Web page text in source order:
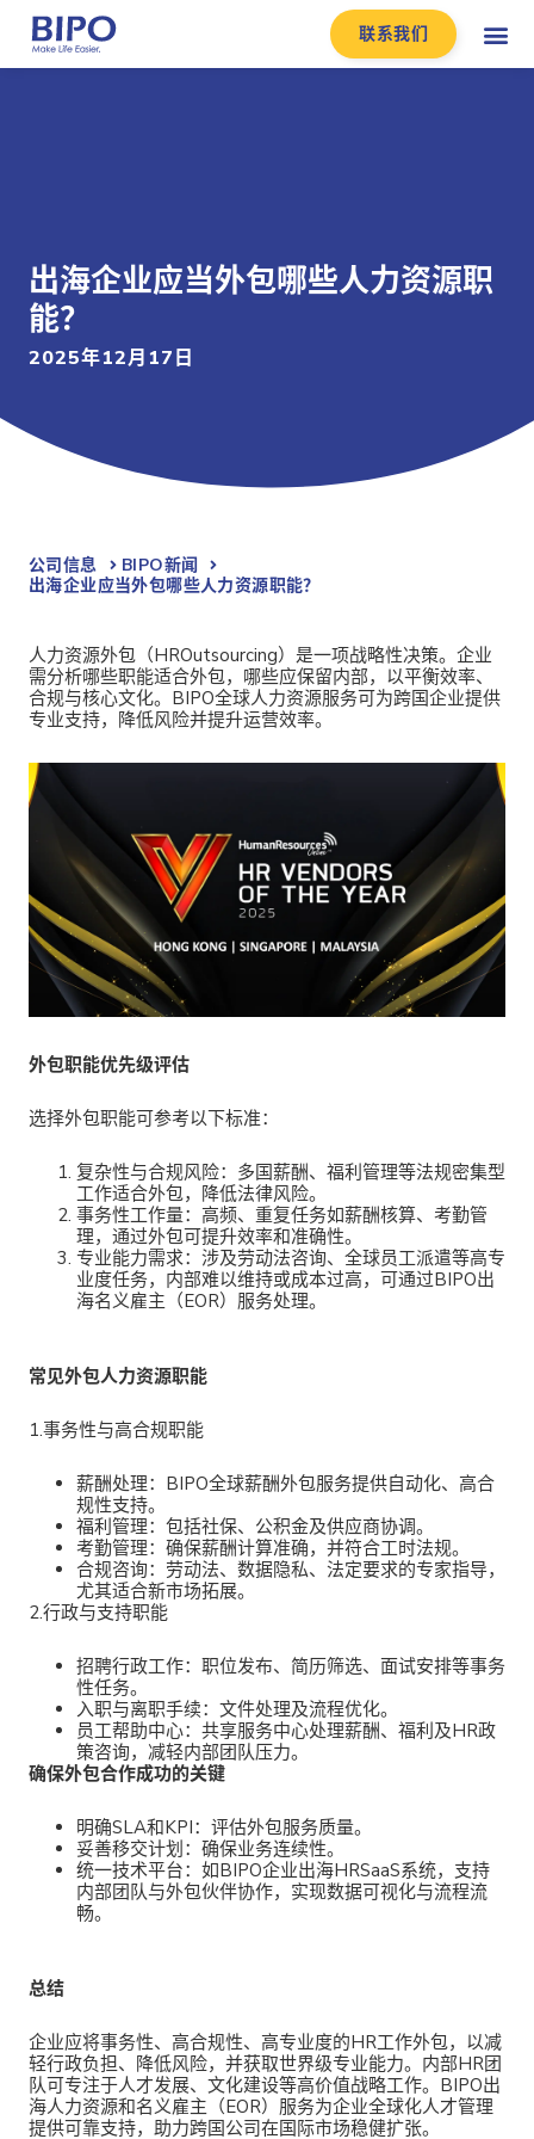
联系我们
出海企业应当外包哪些人力资源职
能？
2025年12月17日
公司信息
BIPO新闻​
出海企业应当外包哪些人力资源职能？
人力资源外包（HROutsourcing）是一项战略性决策。企业
需分析哪些职能适合外包，哪些应保留内部，以平衡效率、
合规与核心文化。BIPO全球人力资源服务可为跨国企业提供
专业支持，降低风险并提升运营效率。
外包职能优先级评估
选择外包职能可参考以下标准：
复杂性与合规风险：多国薪酬、福利管理等法规密集型
工作适合外包，降低法律风险。
事务性工作量：高频、重复任务如薪酬核算、考勤管
理，通过外包可提升效率和准确性。
专业能力需求：涉及劳动法咨询、全球员工派遣等高专
业度任务，内部难以维持或成本过高，可通过BIPO出
海名义雇主（EOR）服务处理。
常见外包人力资源职能
1.事务性与高合规职能
薪酬处理：BIPO全球薪酬外包服务提供自动化、高合
规性支持。
福利管理：包括社保、公积金及供应商协调。
考勤管理：确保薪酬计算准确，并符合工时法规。
合规咨询：劳动法、数据隐私、法定要求的专家指导，
尤其适合新市场拓展。
2.行政与支持职能
招聘行政工作：职位发布、简历筛选、面试安排等事务
性任务。
入职与离职手续：文件处理及流程优化。
员工帮助中心：共享服务中心处理薪酬、福利及HR政
策咨询，减轻内部团队压力。
确保外包合作成功的关键
明确SLA和KPI：评估外包服务质量。
妥善移交计划：确保业务连续性。
统一技术平台：如BIPO企业出海HRSaaS系统，支持
内部团队与外包伙伴协作，实现数据可视化与流程流
畅。
总结
企业应将事务性、高合规性、高专业度的HR工作外包，以减
轻行政负担、降低风险，并获取世界级专业能力。内部HR团
队可专注于人才发展、文化建设等高价值战略工作。BIPO出
海人力资源和名义雇主（EOR）服务为企业全球化人才管理
提供可靠支持，助力跨国公司在国际市场稳健扩张。